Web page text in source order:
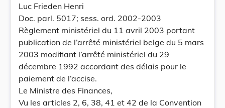
Luc Frieden Henri
Doc. parl. 5017; sess. ord. 2002-2003
Règlement ministériel du 11 avril 2003 portant
publication de l’arrêté ministériel belge du 5 mars
2003 modifiant l’arrêté ministériel du 29
décembre 1992 accordant des délais pour le
paiement de l’accise.
Le Ministre des Finances,
Vu les articles 2, 6, 38, 41 et 42 de la Convention